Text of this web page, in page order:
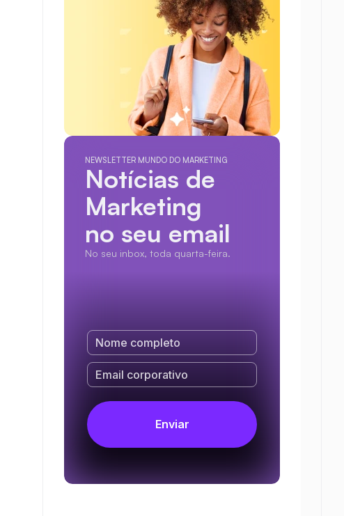
NEWSLETTER MUNDO DO MARKETING
Notícias de
Marketing
no seu email
No seu inbox, toda quarta-feira.